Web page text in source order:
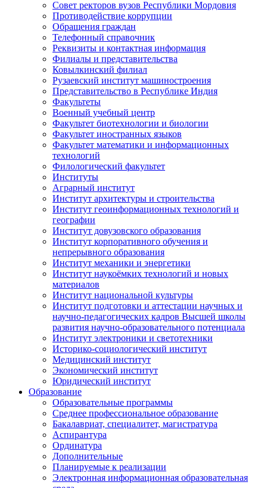
Совет ректоров вузов Республики Мордовия
Противодействие коррупции
Обращения граждан
Телефонный справочник
Реквизиты и контактная информация
Филиалы и представительства
Ковылкинский филиал
Рузаевский институт машиностроения
Представительство в Республике Индия
Факультеты
Военный учебный центр
Факультет биотехнологии и биологии
Факультет иностранных языков
Факультет математики и информационных
технологий
Филологический факультет
Институты
Аграрный институт
Институт архитектуры и строительства
Институт геоинформационных технологий и
географии
Институт довузовского образования
Институт корпоративного обучения и
непрерывного образования
Институт механики и энергетики
Институт наукоёмких технологий и новых
материалов
Институт национальной культуры
Институт подготовки и аттестации научных и
научно-педагогических кадров Высшей школы
развития научно-образовательного потенциала
Институт электроники и светотехники
Историко-социологический институт
Медицинский институт
Экономический институт
Юридический институт
Образование
Образовательные программы
Среднее профессиональное образование
Бакалавриат, специалитет, магистратура
Аспирантура
Ординатура
Дополнительные
Планируемые к реализации
Электронная информационная образовательная